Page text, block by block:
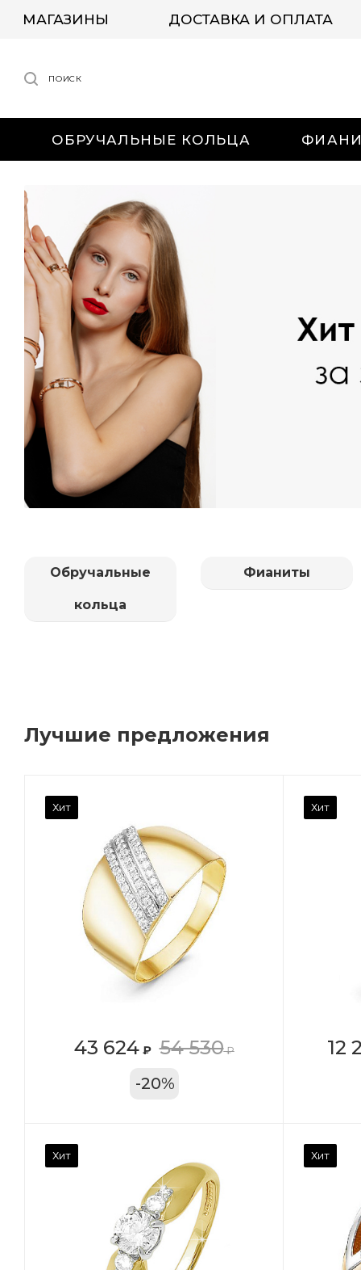
МАГАЗИНЫ ДОСТАВКА И ОПЛАТА
ПОИСК
ОБРУЧАЛЬНЫЕ КОЛЬЦА
Обручальные
кольца
Фианиты
Лучшие предложения
Хит
43 624₽ 54 530₽
-20%
Хит
Вес драгметалла
0.96
Марка (бренд)
Дельта
Фианит
Цвет золота
ТРЦ «Арена» 12
Хит Хит
Вес драгметалла
Марка (бренд)
Дельта